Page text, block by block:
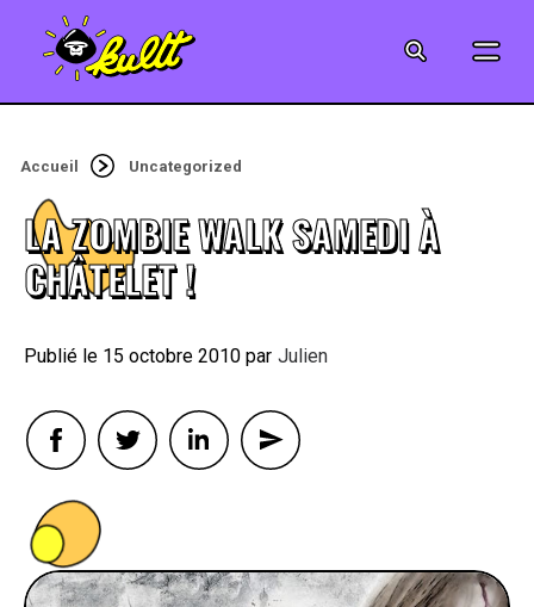
MUSIQUE
JEUX-VIDÉO
PEOPLE
Accueil Uncategorized
LA ZOMBIE WALK SAMEDI À
CHÂTELET !
15 octobre 2010 By Julien